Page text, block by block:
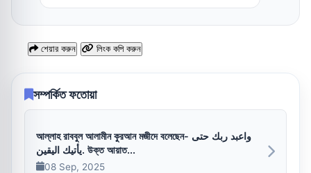
শেয়ার করুন লিংক কপি করুন
সম্পর্কিত ফতোয়া
আল্লাহ রাববুল আলামীন কুরআন মজীদে বলেছেন- واعبد ربك حتى
يأتيك اليقين. উক্ত আয়াত...
08 Sep, 2025